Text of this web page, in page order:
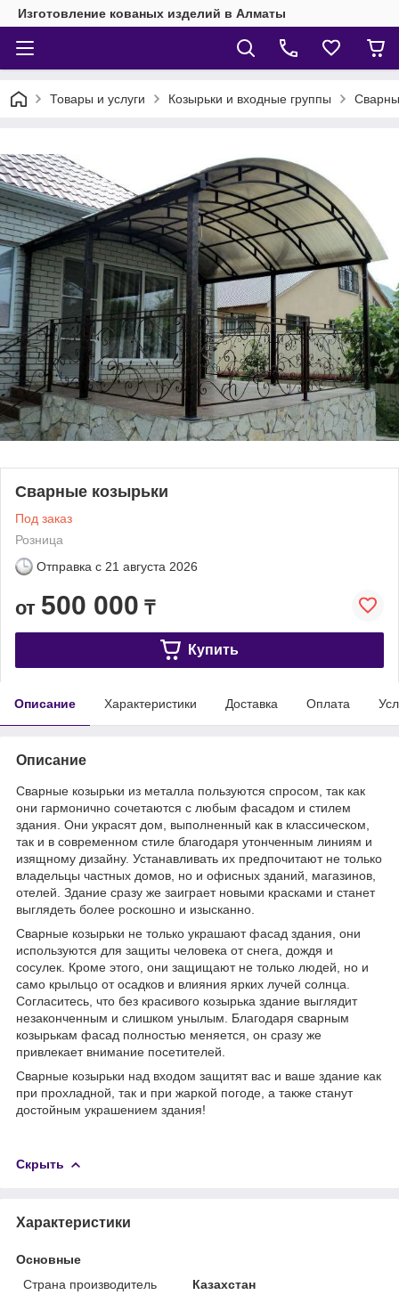
Изготовление кованых изделий в Алматы
Товары и услуги Козырьки и входные группы
Сварные козырьки
Под заказ
Розница
Отправка с 21 августа 2026
от 500 000 ₸
Купить
Описание Характеристики Доставка Оплата
Описание
Сварные козырьки из металла пользуются спросом, так как
они гармонично сочетаются с любым фасадом и стилем
здания. Они украсят дом, выполненный как в классическом,
так и в современном стиле благодаря утонченным линиям и
изящному дизайну. Устанавливать их предпочитают не только
владельцы частных домов, но и офисных зданий, магазинов,
отелей. Здание сразу же заиграет новыми красками и станет
выглядеть более роскошно и изысканно.
Сварные козырьки не только украшают фасад здания, они
используются для защиты человека от снега, дождя и
сосулек. Кроме этого, они защищают не только людей, но и
само крыльцо от осадков и влияния ярких лучей солнца.
Согласитесь, что без красивого козырька здание выглядит
незаконченным и слишком унылым. Благодаря сварным
козырькам фасад полностью меняется, он сразу же
привлекает внимание посетителей.
Сварные козырьки над входом защитят вас и ваше здание как
при прохладной, так и при жаркой погоде, а также станут
достойным украшением здания!
Скрыть
Характеристики
Основные
Страна производитель
Казахстан